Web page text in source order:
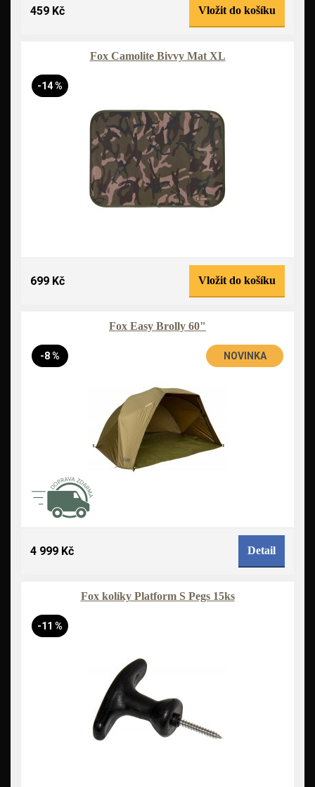
459 Kč Vložit do košíku
Fox Camolite Bivvy Mat XL
-14 %
699 Kč Vložit do košíku
Fox Easy Brolly 60"
-8 % NOVINKA
4 999 Kč Detail
Fox kolíky Platform S Pegs 15ks
-11 %